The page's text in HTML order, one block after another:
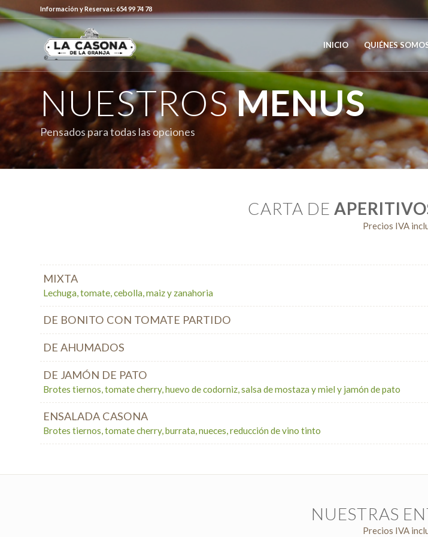
Información y Reservas: 654 99 74 78
INICIO QUIÉNES
NUESTROSMENUS
Pensados para todas las opciones
CARTA DE
Precios IVA
MIXTA
Lechuga, tomate, cebolla, maiz y zanahoria
DE BONITO CON TOMATE PARTIDO
DE AHUMADOS
DE JAMÓN DE PATO
Brotes tiernos, tomate cherry, huevo de codorniz, salsa de mostaza y miel y jamón de pato
ENSALADA CASONA
Brotes tiernos, tomate cherry, burrata, nueces, reducción de vino tinto
NUESTRAS
Precios IVA